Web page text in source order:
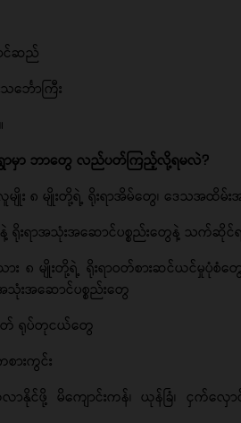
င်ဆည်
င်္ဘောကြီး
းရွာမှာ ဘာတွေ လည်ပတ်ကြည့်လို့ရမလဲ?
လူမျိုး ၈ မျိုးတို့ရဲ့ ရိုးရာအိမ်တွေ၊ ဒေသအထိ
ရိုးရာအသုံးအဆောင်ပစ္စည်းတွေနဲ့ သက်
ား ၈ မျိုးတို့ရဲ့ ရိုးရာဝတ်စားဆင်ယင်မှုပုံစံတွ
သုံးအဆောင်ပစ္စည်းတွေ
မှတ် ရုပ်တုငယ်တွေ
ားကွင်း
မိကျောင်းကန်၊ ယုန်ခြံ၊ ငှက်လှောင်